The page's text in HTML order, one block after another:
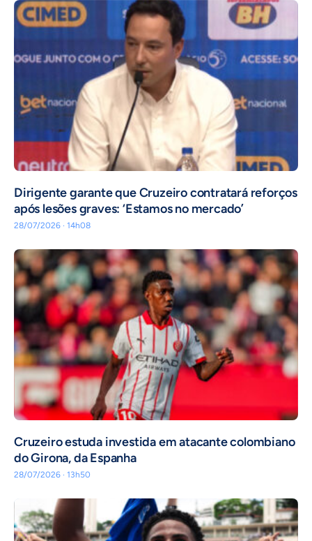
Dirigente garante que Cruzeiro contratará reforços
após lesões graves: ‘Estamos no mercado’
28/07/2026 · 14h08
Cruzeiro estuda investida em atacante colombiano
do Girona, da Espanha
28/07/2026 · 13h50